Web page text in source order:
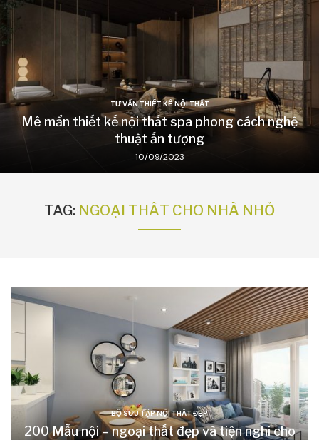
TƯ VẤN THIẾT KẾ NỘI THẤT
Mê mẩn thiết kế nội thất spa phong cách nghệ
thuật ấn tượng
10/09/2023
TAG: NGOẠI THẤT CHO NHÀ NHỎ
BỘ SƯU TẬP NỘI THẤT ĐẸP
200 Mẫu nội – ngoại thất đẹp và tiện nghi cho